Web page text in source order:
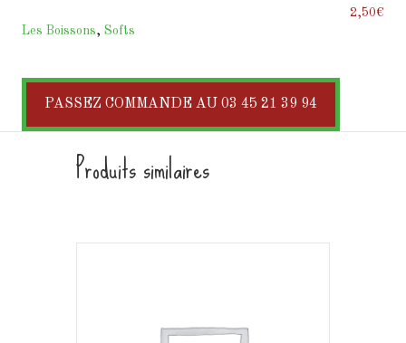
2,50€
Les Boissons, Softs
PASSEZ COMMANDE AU 03 45 21 39 94
Produits similaires